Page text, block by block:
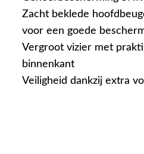
Zacht beklede
voor een goede
Vergroot vizier met
binnenkant
Veiligheid dankzij extra